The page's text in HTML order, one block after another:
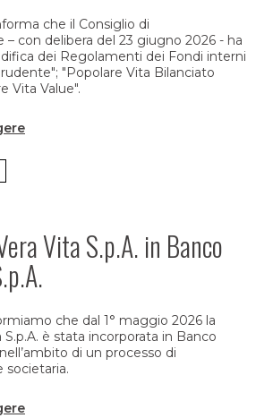
che il Consiglio di
– con delibera del 23 giugno 2026 - ha
dei Regolamenti dei Fondi interni
"Popolare Vita Bilanciato
Vita Value".
Vita S.p.A. in Banco
che dal 1° maggio 2026 la
S.p.A. è stata incorporata in Banco
di un processo di
societaria.